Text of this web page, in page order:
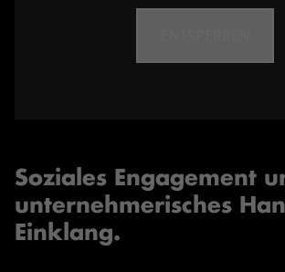
Soziales Engagement
unternehmerisches
Einklang.